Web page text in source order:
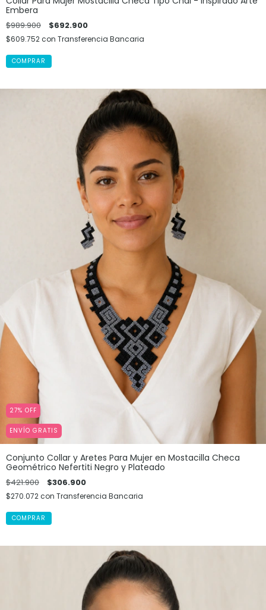
Embera
$989.900 $692.900
$609.752con Transferencia Bancaria
COMPRAR
27% OFF
ENVÍO GRATIS
Conjunto Collar y Aretes Para Mujer en Mostacilla Checa
Geométrico Nefertiti Negro y Plateado
$421.900 $306.900
$270.072con Transferencia Bancaria
COMPRAR